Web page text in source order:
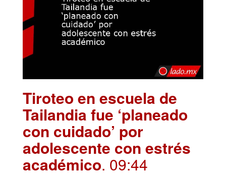
Tiroteo en escuela de
Tailandia fue ‘planeado
con cuidado’ por
adolescente con estrés
académico. 09:44